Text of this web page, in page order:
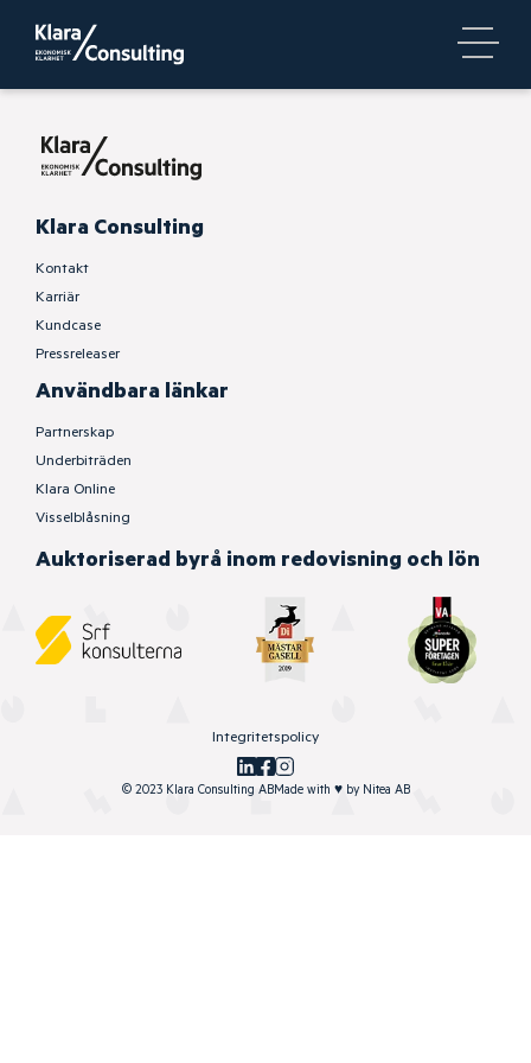
Klara Consulting
Kontakt
Karriär
Kundcase
Pressreleaser
Användbara länkar
Partnerskap
Underbiträden
Klara Online
Visselblåsning
Auktoriserad byrå inom redovisning och lön
Integritetspolicy
© 2023 Klara Consulting ABMade with ♥by Nitea AB